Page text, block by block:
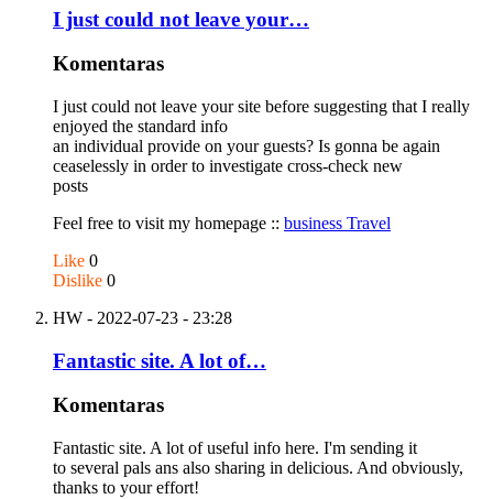
I just could not leave your…
Komentaras
I just could not leave your site before suggesting that I really
enjoyed the standard info
an individual provide on your guests? Is gonna be again
ceaselessly in order to investigate cross-check new
posts
Feel free to visit my homepage :: business Travel
Like 0
Dislike 0
HW - 2022-07-23 - 23:28
Fantastic site. A lot of…
Komentaras
Fantastic site. A lot of useful info here. I'm sending it
to several pals ans also sharing in delicious. And obviously,
thanks to your effort!